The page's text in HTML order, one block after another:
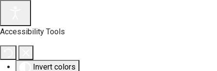
Accessibility Tools
Invert colors